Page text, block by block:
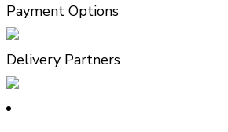
Payment Options
Delivery Partners